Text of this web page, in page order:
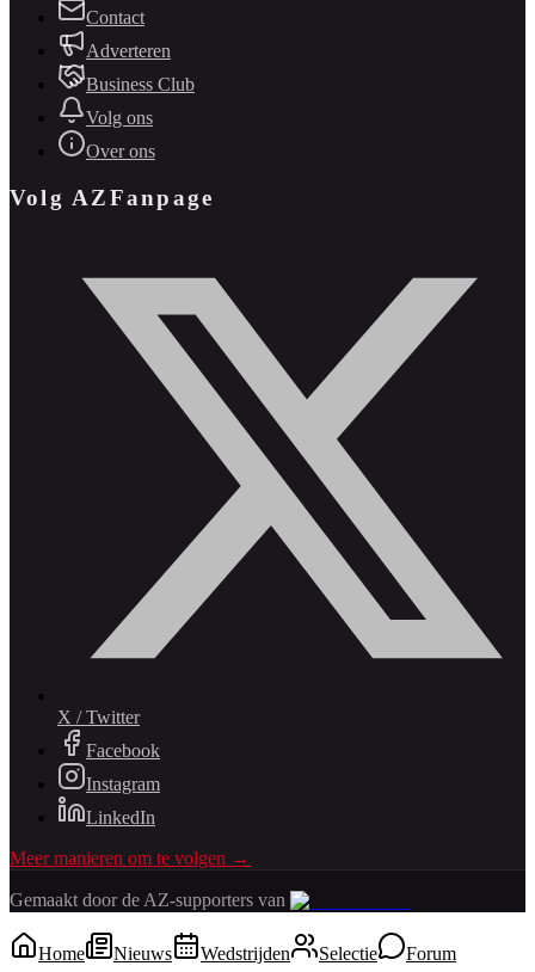
Contact
Adverteren
Business Club
Volg ons
Over ons
Volg AZFanpage
X / Twitter
Facebook
Instagram
LinkedIn
Meer manieren om te volgen →
Gemaakt door de AZ-supporters van
Home Nieuws Wedstrijden Selectie Forum